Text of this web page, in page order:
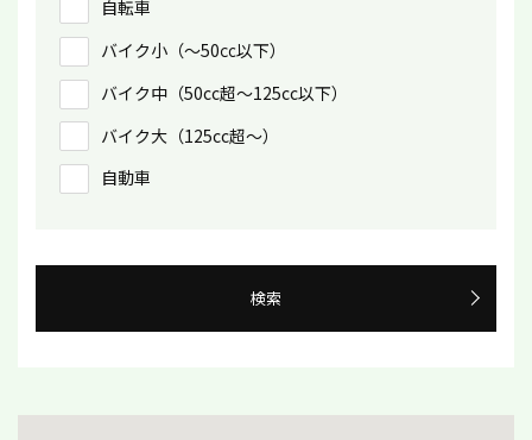
自転車
バイク小（〜50㏄以下）
バイク中（50cc超〜125cc以下）
バイク大（125cc超〜）
自動車
検索